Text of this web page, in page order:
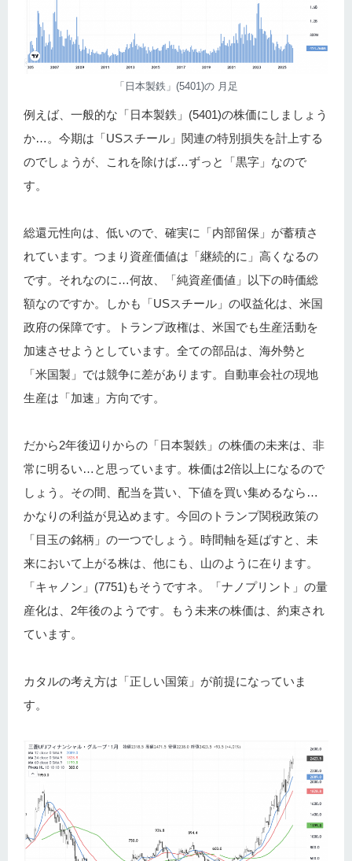
「日本製鉄」(5401)の 月足
例えば、一般的な「日本製鉄」(5401)の株価にしましょう
か…。今期は「USスチール」関連の特別損失を計上する
のでしょうが、これを除けば…ずっと「黒字」なので
す。
総還元性向は、低いので、確実に「内部留保」が蓄積さ
れています。つまり資産価値は「継続的に」高くなるの
です。それなのに…何故、「純資産価値」以下の時価総
額なのですか。しかも「USスチール」の収益化は、米国
政府の保障です。トランプ政権は、米国でも生産活動を
加速させようとしています。全ての部品は、海外勢と
「米国製」では競争に差があります。自動車会社の現地
生産は「加速」方向です。
だから2年後辺りからの「日本製鉄」の株価の未来は、非
常に明るい…と思っています。株価は2倍以上になるので
しょう。その間、配当を貰い、下値を買い集めるなら…
かなりの利益が見込めます。今回のトランプ関税政策の
「目玉の銘柄」の一つでしょう。時間軸を延ばすと、未
来において上がる株は、他にも、山のように在ります。
「キャノン」(7751)もそうですネ。「ナノプリント」の量
産化は、2年後のようです。もう未来の株価は、約束され
ています。
カタルの考え方は「正しい国策」が前提になっていま
す。